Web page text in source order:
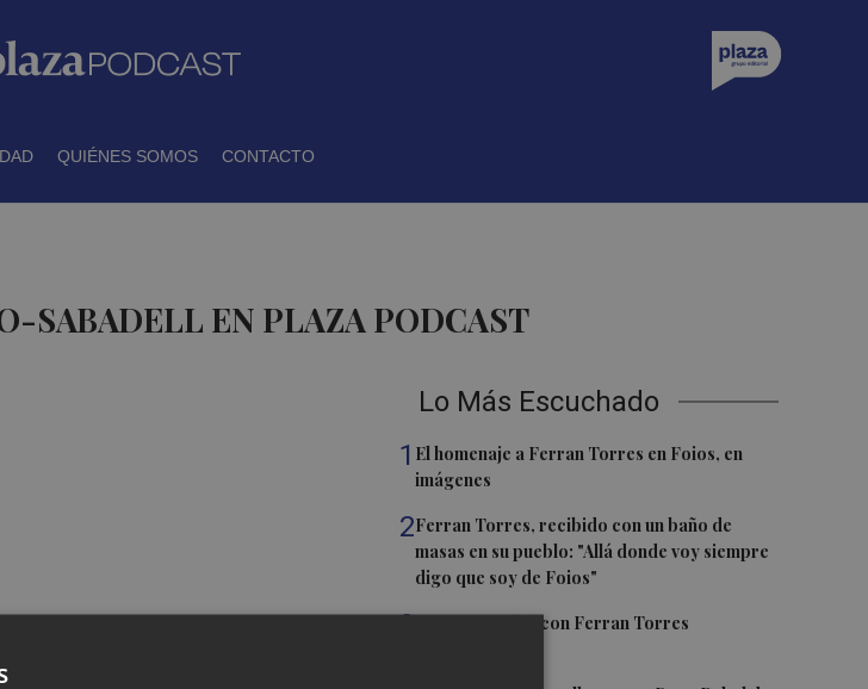
QUIÉNES SOMOS CONTACTO
SABADELL EN PLAZA PODCAST
Lo Más Escuchado
1 El homenaje a Ferran Torres en Foios, en
imágenes
2Ferran Torres, recibido con un baño de
masas en su pueblo: "Allá donde voy siempre
digo que soy de Foios"
3Foios se vuelca con Ferran Torres